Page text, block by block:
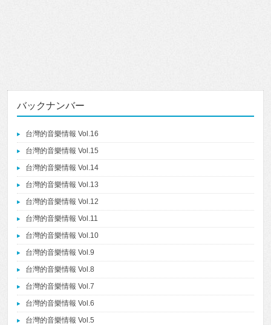
バックナンバー
台灣的音樂情報 Vol.16
台灣的音樂情報 Vol.15
台灣的音樂情報 Vol.14
台灣的音樂情報 Vol.13
台灣的音樂情報 Vol.12
台灣的音樂情報 Vol.11
台灣的音樂情報 Vol.10
台灣的音樂情報 Vol.9
台灣的音樂情報 Vol.8
台灣的音樂情報 Vol.7
台灣的音樂情報 Vol.6
台灣的音樂情報 Vol.5